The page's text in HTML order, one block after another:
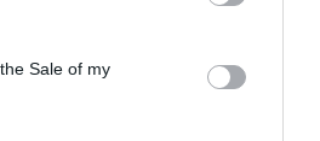
and its third-party tags to
purposes in below Google
Sale of my